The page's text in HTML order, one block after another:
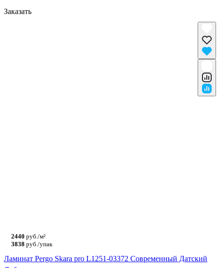
Заказать
2440 руб./м²
3838 руб./упак
Ламинат Pergo Skara pro L1251-03372 Современный Датский